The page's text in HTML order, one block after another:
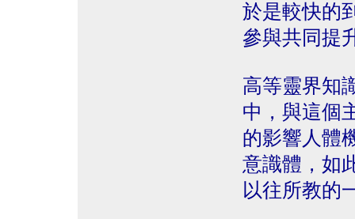
於是較快的
參與共同提
高等靈界知
中，與這個
的影響人體
意識體，如
以往所教的